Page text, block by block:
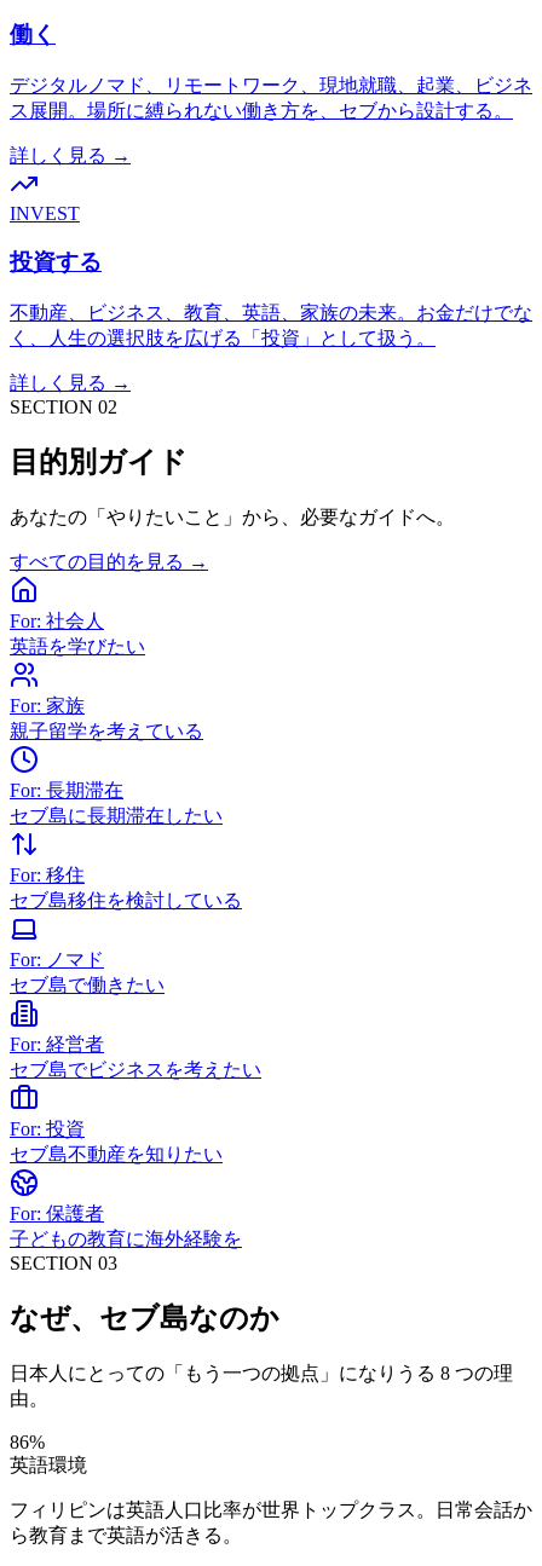
働く
デジタルノマド、リモートワーク、現地就職、起業、ビジネ
ス展開。場所に縛られない働き方を、セブから設計する。
詳しく見る →
INVEST
投資する
不動産、ビジネス、教育、英語、家族の未来。お金だけでな
く、人生の選択肢を広げる「投資」として扱う。
詳しく見る →
SECTION 02
目的別ガイド
あなたの「やりたいこと」から、必要なガイドへ。
すべての目的を見る →
For: 社会人
英語を学びたい
For: 家族
親子留学を考えている
For: 長期滞在
セブ島に長期滞在したい
For: 移住
セブ島移住を検討している
For: ノマド
セブ島で働きたい
For: 経営者
セブ島でビジネスを考えたい
For: 投資
セブ島不動産を知りたい
For: 保護者
子どもの教育に海外経験を
SECTION 03
なぜ、セブ島なのか
日本人にとっての「もう一つの拠点」になりうる 8 つの理
由。
86%
英語環境
フィリピンは英語人口比率が世界トップクラス。日常会話か
ら教育まで英語が活きる。